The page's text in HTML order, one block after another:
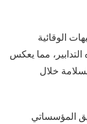
الوقائية
مما يعكس
خلال
المؤسساتي